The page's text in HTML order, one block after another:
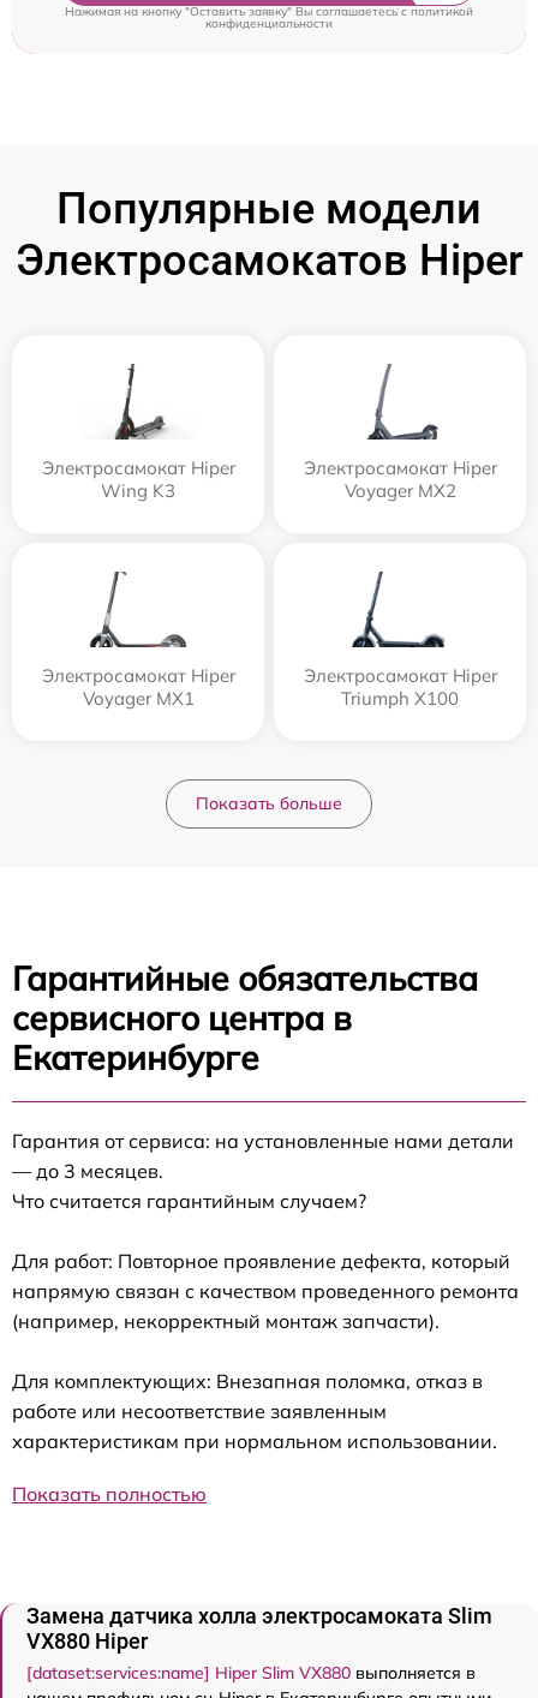
Нажимая на кнопку "Оставить заявку" Вы соглашаетесь cполитикой
конфиденциальности
Популярные модели
Электросамокатов Hiper
Электросамокат Hiper
Wing K3
Электросамокат Hiper
Voyager MX2
Электросамокат Hiper
Voyager MX1
Электросамокат Hiper
Triumph X100
Показать больше
Гарантийные обязательства
сервисного центра в
Екатеринбурге
Гарантия от сервиса: на установленные нами детали
— до 3 месяцев.
Что считается гарантийным случаем?
Для работ: Повторное проявление дефекта, который
напрямую связан с качеством проведенного ремонта
(например, некорректный монтаж запчасти).
Для комплектующих: Внезапная поломка, отказ в
работе или несоответствие заявленным
характеристикам при нормальном использовании.
Показать полностью
Замена датчика холла электросамоката Slim
VX880 Hiper
[dataset:services:name] Hiper Slim VX880 выполняется в